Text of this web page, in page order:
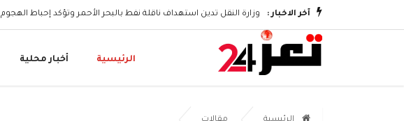
آخر الاخبار : وزارة النقل تدين استهداف ناقلة نفط بالبحر الأحمر وتؤكد إحباط الهجوم
الرئيسية أخبار محلية